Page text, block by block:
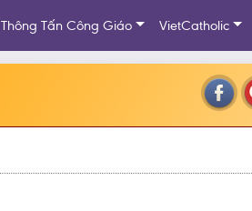
Thông Tấn Công Giáo VietCatholic